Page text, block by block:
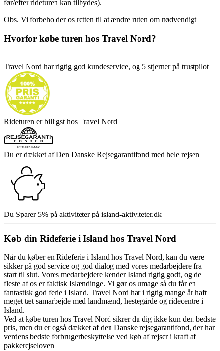
før/efter rideturen kan tilbydes).
Obs. Vi forbeholder os retten til at ændre ruten om nødvendigt
Hvorfor købe turen hos Travel Nord?
Travel Nord har rigtig god kundeservice, og 5 stjerner på trustpilot
Rideturen er billigst hos Travel Nord
Du er dækket af Den Danske Rejsegarantifond med hele rejsen
Du Sparer 5% på aktiviteter på island-aktiviteter.dk
Køb din Rideferie i Island hos Travel Nord
Når du køber en Rideferie i Island hos Travel Nord, kan du være
sikker på god service og god dialog med vores medarbejdere fra
start til slut. Vores medarbejdere kender Island rigtig godt, og de
fleste af os er faktisk Islændinge. Vi gør os umage så du får en
fantastisk god ferie i Island. Travel Nord har i rigtig mange år haft
meget tæt samarbejde med landmænd, hestegårde og ridecentre i
Island.
Ved at købe turen hos Travel Nord sikrer du dig ikke kun den bedste
pris, men du er også dækket af den Danske rejsegarantifond, der har
verdens bedste forbrugerbeskyttelse ved køb af rejser i kraft af
pakkerejseloven.